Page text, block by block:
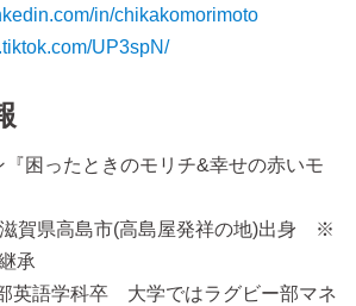
in/chikakomorimoto
UP3spN/
困ったときのモリチ&幸せの赤いモ
賀県高島市(高島屋発祥の地)出身 ※
継承
英語学科卒 大学ではラグビー部マネ